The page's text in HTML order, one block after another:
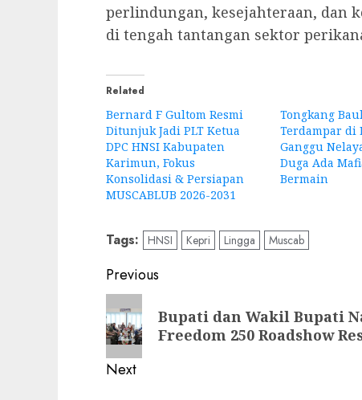
perlindungan, kesejahteraan, dan
di tengah tantangan sektor
Related
Bernard F Gultom Resmi
Ditunjuk Jadi PLT Ketua
DPC HNSI Kabupaten
Karimun, Fokus
Konsolidasi & Persiapan
MUSCABLUB 2026-2031
Tongkang
Terdampar di
Ganggu
Duga Ada
Bermain
Tags: HNSI Kepri Lingga Muscab
Post
navigation
Previous
Previous
post:
Bupati dan Wakil Bupati
Freedom 250 Roadshow
Next